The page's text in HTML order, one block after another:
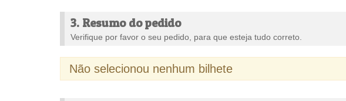
3. Resumo do pedido
Verifique por favor o seu pedido, para que esteja tudo correto.
Não selecionou nenhum bilhete